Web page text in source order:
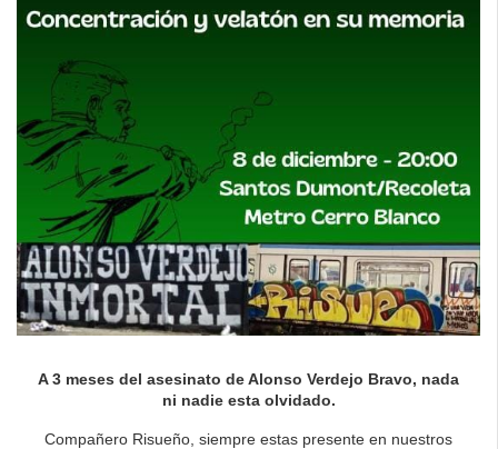
A 3 meses del asesinato de Alonso Verdejo Bravo, nada
ni nadie esta olvidado.
Compañero Risueño, siempre estas presente en nuestros